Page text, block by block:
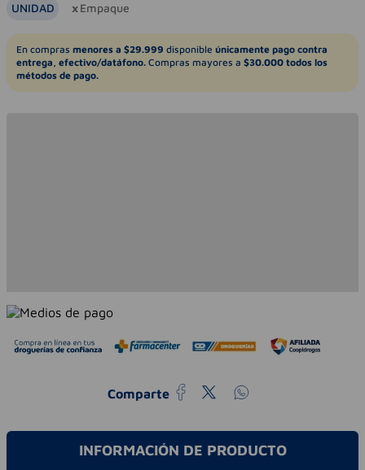
UNIDAD Empaque
En compras menores a $29.999 disponible únicamente pago contra
entrega, efectivo/datáfono. Compras mayores a $30.000 todos los
métodos de pago.
Comparte
INFORMACIÓN DE PRODUCTO